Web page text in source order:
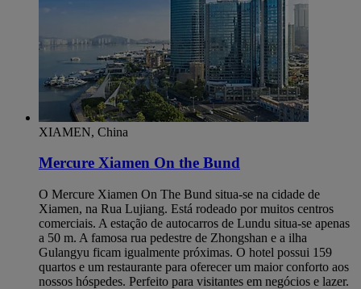
XIAMEN, China
Mercure Xiamen On the Bund
O Mercure Xiamen On The Bund situa-se na cidade de
Xiamen, na Rua Lujiang. Está rodeado por muitos centros
comerciais. A estação de autocarros de Lundu situa-se apenas
a 50 m. A famosa rua pedestre de Zhongshan e a ilha
Gulangyu ficam igualmente próximas. O hotel possui 159
quartos e um restaurante para oferecer um maior conforto aos
nossos hóspedes. Perfeito para visitantes em negócios e lazer.